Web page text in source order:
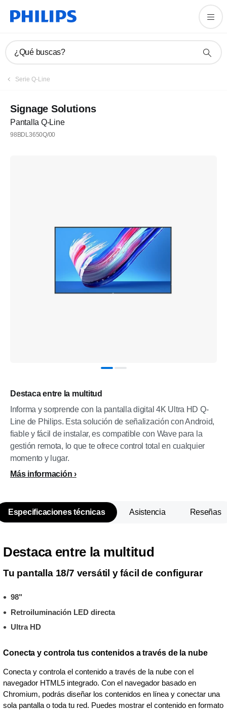
¿Qué buscas?
Serie Q-Line
Signage Solutions
Pantalla Q-Line
98BDL3650Q/00
Destaca entre la multitud
Informa y sorprende con la pantalla digital 4K Ultra HD Q-
Line de Philips. Esta solución de señalización con Android,
fiable y fácil de instalar, es compatible con Wave para la
gestión remota, lo que te ofrece control total en cualquier
momento y lugar.
Más información
Especificaciones técnicas Asistencia Reseñas
Destaca entre la multitud
Tu pantalla 18/7 versátil y fácil de configurar
98"
Retroiluminación LED directa
Ultra HD
Conecta y controla tus contenidos a través de la nube
Conecta y controla el contenido a través de la nube con el
navegador HTML5 integrado. Con el navegador basado en
Chromium, podrás diseñar los contenidos en línea y conectar una
sola pantalla o toda tu red. Puedes mostrar el contenido en formato